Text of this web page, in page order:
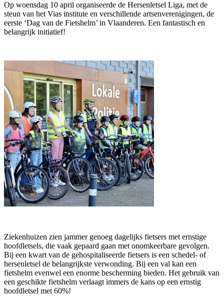
Op woensdag 10 april organiseerde de Hersenletsel Liga, met de
steun van het Vias institute en verschillende artsenverenigingen, de
eerste ‘Dag van de Fietshelm’ in Vlaanderen. Een fantastisch en
belangrijk initiatief!
Ziekenhuizen zien jammer genoeg dagelijks fietsers met ernstige
hoofdletsels, die vaak gepaard gaan met onomkeerbare gevolgen.
Bij een kwart van de gehospitaliseerde fietsers is een schedel- of
hersenletsel de belangrijkste verwonding. Bij een val kan een
fietshelm evenwel een enorme bescherming bieden. Het gebruik van
een geschikte fietshelm verlaagt immers de kans op een ernstig
hoofdletsel met 60%!